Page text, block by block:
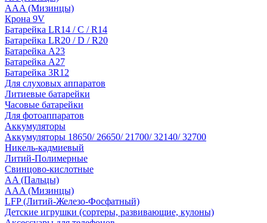
AAA (Мизинцы)
Крона 9V
Батарейка LR14 / C / R14
Батарейка LR20 / D / R20
Батарейка A23
Батарейка A27
Батарейка 3R12
Для слуховых аппаратов
Литиевые батарейки
Часовые батарейки
Для фотоаппаратов
Аккумуляторы
Аккумуляторы 18650/ 26650/ 21700/ 32140/ 32700
Никель-кадмиевый
Литий-Полимерные
Свинцово-кислотные
AA (Пальцы)
AAA (Мизинцы)
LFP (Литий-Железо-Фосфатный)
Детские игрушки (сортеры, развивающие, кулоны)